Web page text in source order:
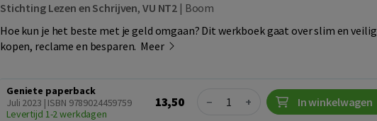
Stichting Lezen en Schrijven, VU NT2 | Boom
Hoe kun je het beste met je geld omgaan? Dit werkboek gaat over slim en veilig
kopen, reclame en besparen. Meer
Geniete paperback
Juli 2023 | ISBN 9789024459759
Levertijd 1-2 werkdagen
13,50 Quantity
− + In winkelwagen